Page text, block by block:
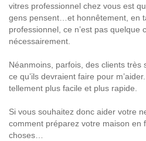
vitres professionnel chez vous est
gens pensent…et honnêtement, en
professionnel, ce n’est pas quelque
nécessairement.
Néanmoins, parfois, des clients très
ce qu’ils devraient faire pour
tellement plus facile et plus rapide.
Si vous souhaitez donc aider votre
comment préparez votre maison en
choses…